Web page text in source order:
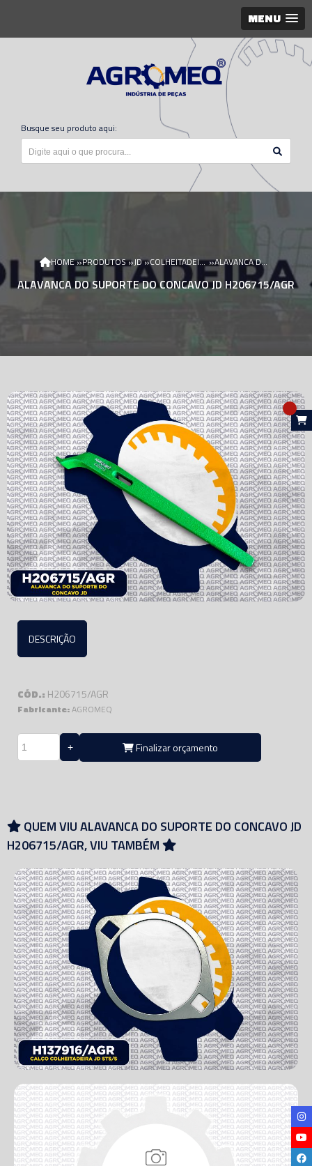
MENU
Busque seu produto aqui:
HOME»PRODUTOS»JD» COLHEITADEIRA JD » ALAVANCA DO SUPORTE DO CONCAVO JD H206715/AGR
ALAVANCA DO SUPORTE DO CONCAVO JD H206715/AGR
DESCRIÇÃO
CÓD.: H206715/AGR
Fabricante:AGROMEQ
Finalizar orçamento
QUEM VIU ALAVANCA DO SUPORTE DO CONCAVO JD
H206715/AGR, VIU TAMBÉM